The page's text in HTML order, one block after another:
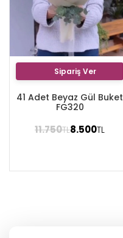
Sipariş Ver
41 Adet Beyaz Gül Buket
FG320
11.750TL8.500TL